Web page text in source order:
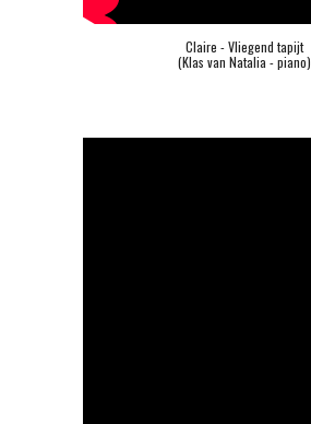
Claire - Vliegend tapijt
(Klas van Natalia - piano)